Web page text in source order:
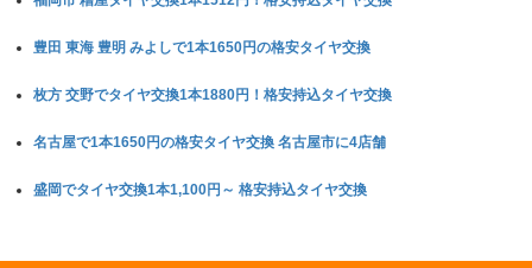
豊田 東海 豊明 みよしで1本1650円の格安タイヤ交換
枚方 交野でタイヤ交換1本1880円！格安持込タイヤ交換
名古屋で1本1650円の格安タイヤ交換 名古屋市に4店舗
盛岡でタイヤ交換1本1,100円～ 格安持込タイヤ交換